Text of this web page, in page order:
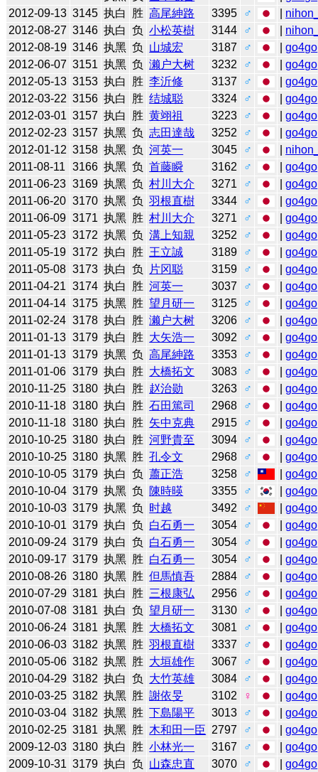
2012-09-13 3145 执白 胜 高尾紳路 3395 ♂
2012-08-27 3146 执白 负 小松英樹 3144 ♂
2012-08-19 3146 执黑 负 山城宏 3187 ♂ |go4go
2012-06-07 3151 执黑 负 濑户大树 3232 ♂ |go4go
2012-05-13 3153 执白 胜 李沂修 3137 ♂ |go4go
2012-03-22 3156 执白 胜 结城聪 3324 ♂ |go4go
2012-03-01 3157 执白 胜 黄翊祖 3223 ♂ |go4go
2012-02-23 3157 执黑 负 志田達哉 3252 ♂ |go4go
2012-01-12 3158 执黑 负 河英一 3045 ♂
2011-08-11
3166 执黑 负 首藤瞬 3162 ♂ |go4go
2011-06-23 3169 执黑 负 村川大介 3271 ♂ |go4go
2011-06-20 3170 执黑 负 羽根直樹 3344 ♂ |go4go
2011-06-09 3171 执黑 胜 村川大介 3271 ♂ |go4go
2011-05-23 3172 执黑 负 溝上知親 3252 ♂ |go4go
2011-05-19 3172 执白 胜 王立誠 3189 ♂ |go4go
2011-05-08 3173 执白 负 片冈聪 3159 ♂ |go4go
2011-04-21 3174 执白 胜 河英一 3037 ♂ |go4go
2011-04-14 3175 执黑 胜 望月研一 3125 ♂ |go4go
2011-02-24 3178 执白 胜 濑户大树 3206 ♂ |go4go
2011-01-13 3179 执白 胜 大矢浩一 3092 ♂ |go4go
2011-01-13 3179 执黑 负 高尾紳路 3353 ♂ |go4go
2011-01-06 3179 执白 胜 大橋拓文 3083 ♂ |go4go
2010-11-25 3180 执白 胜 赵治勋 3263 ♂ |go4go
2010-11-18 3180 执白 胜 石田篤司 2968 ♂ |go4go
2010-11-18 3180 执白 胜 矢中克典 2915 ♂ |go4go
2010-10-25 3180 执白 胜 河野貴至 3094 ♂ |go4go
2010-10-25 3180 执黑 胜 孔令文 2968 ♂ |go4go
2010-10-05 3179 执白 负 蕭正浩 3258 ♂ |go4go
2010-10-04 3179 执黑 负 陳時暎 3355 ♂ |go4go
2010-10-03 3179 执黑 负 时越 3492 ♂ |go4go
2010-10-01 3179 执白 负 白石勇一 3054 ♂ |go4go
2010-09-24 3179 执白 负 白石勇一 3054 ♂ |go4go
2010-09-17 3179 执黑 胜 白石勇一 3054 ♂ |go4go
2010-08-26 3180 执黑 胜 但馬慎吾 2884 ♂ |go4go
2010-07-29 3181 执白 胜 三根康弘 2956 ♂ |go4go
2010-07-08 3181 执白 负 望月研一 3130 ♂ |go4go
2010-06-24 3181 执黑 胜 大橋拓文 3081 ♂ |go4go
2010-06-03 3182 执黑 胜 羽根直樹 3337 ♂ |go4go
2010-05-06 3182 执黑 胜 大垣雄作 3067 ♂ |go4go
2010-04-29 3182 执白 负 大竹英雄 3084 ♂ |go4go
2010-03-25 3182 执黑 胜 謝依旻 3102 ♀ |go4go
2010-03-04 3182 执黑 胜 下島陽平 3013 ♂ |go4go
2010-02-25 3181 执黑 胜 木和田一臣 2797 ♂ |go4go
2009-12-03 3180 执白 胜 小林光一 3167 ♂ |go4go
2009-10-31 3179 执白 负 山森忠直 3070 ♂ |go4go